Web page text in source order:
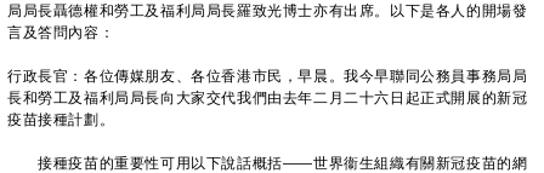
局局長聶德權和勞工及福利局局長羅致光博士亦有出席。以下是各人的開場發
言及答問內容：
行政長官：各位傳媒朋友、各位香港市民，早晨。我今早聯同公務員事務局局
長和勞工及福利局局長向大家交代我們由去年二月二十六日起正式開展的新冠
疫苗接種計劃。
接種疫苗的重要性可用以下說話概括——世界衞生組織有關新冠疫苗的網